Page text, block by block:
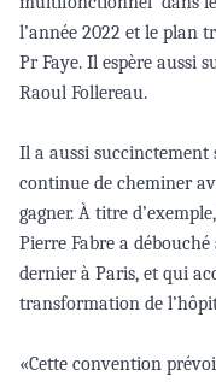
l’année 2022 et le plan
Pr Faye. Il espère aussi
Raoul Follereau.
Il a aussi succinctement
continue de cheminer
gagner. À titre
Pierre Fabre a
dernier à Paris, et qui
transformation de
«Cette convention